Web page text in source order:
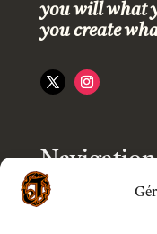
you will what
you create
Navigation
Accueil